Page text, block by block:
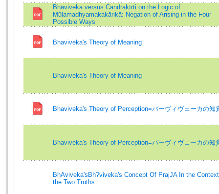
Bhāviveka versus Candrakīrti on the Logic of
Mūlamadhyamakakārikā: Negation of Arising in the Four
Possible Ways
Bhaviveka's Theory of Meaning
Bhaviveka's Theory of Meaning
Bhaviveka's Theory of Perception=バーヴィヴェーカの知
Bhaviveka's Theory of Perception=バーヴィヴェーカの知
BhAviveka'sBh?viveka's Concept Of PrajJA In the
the Two Truths